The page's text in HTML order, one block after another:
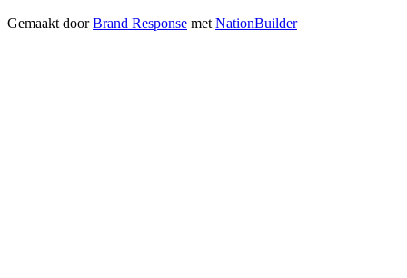
Gemaakt doorBrand Response metNationBuilder